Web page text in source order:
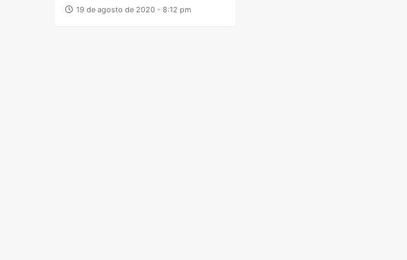
19 de agosto de 2020 - 8:12 pm